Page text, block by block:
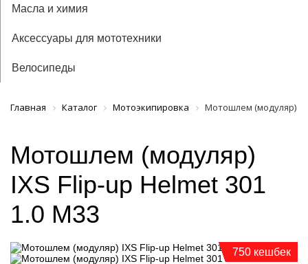
Масла и химия
Аксессуары для мототехники
Велосипеды
Главная Каталог Мотоэкипировка Мотошлем (модуляр)
Мотошлем (модуляр)
IXS Flip-up Helmet 301
1.0 M33
750 кешбек